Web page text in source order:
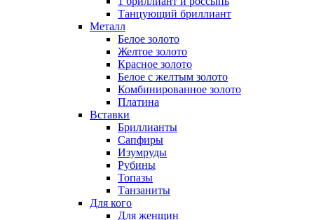
Танцующий бриллиант
Металл
Белое золото
Желтое золото
Красное золото
Белое с желтым золото
Комбинированное золото
Платина
Вставки
Бриллианты
Сапфиры
Изумруды
Рубины
Топазы
Танзаниты
Для кого
Для женщин